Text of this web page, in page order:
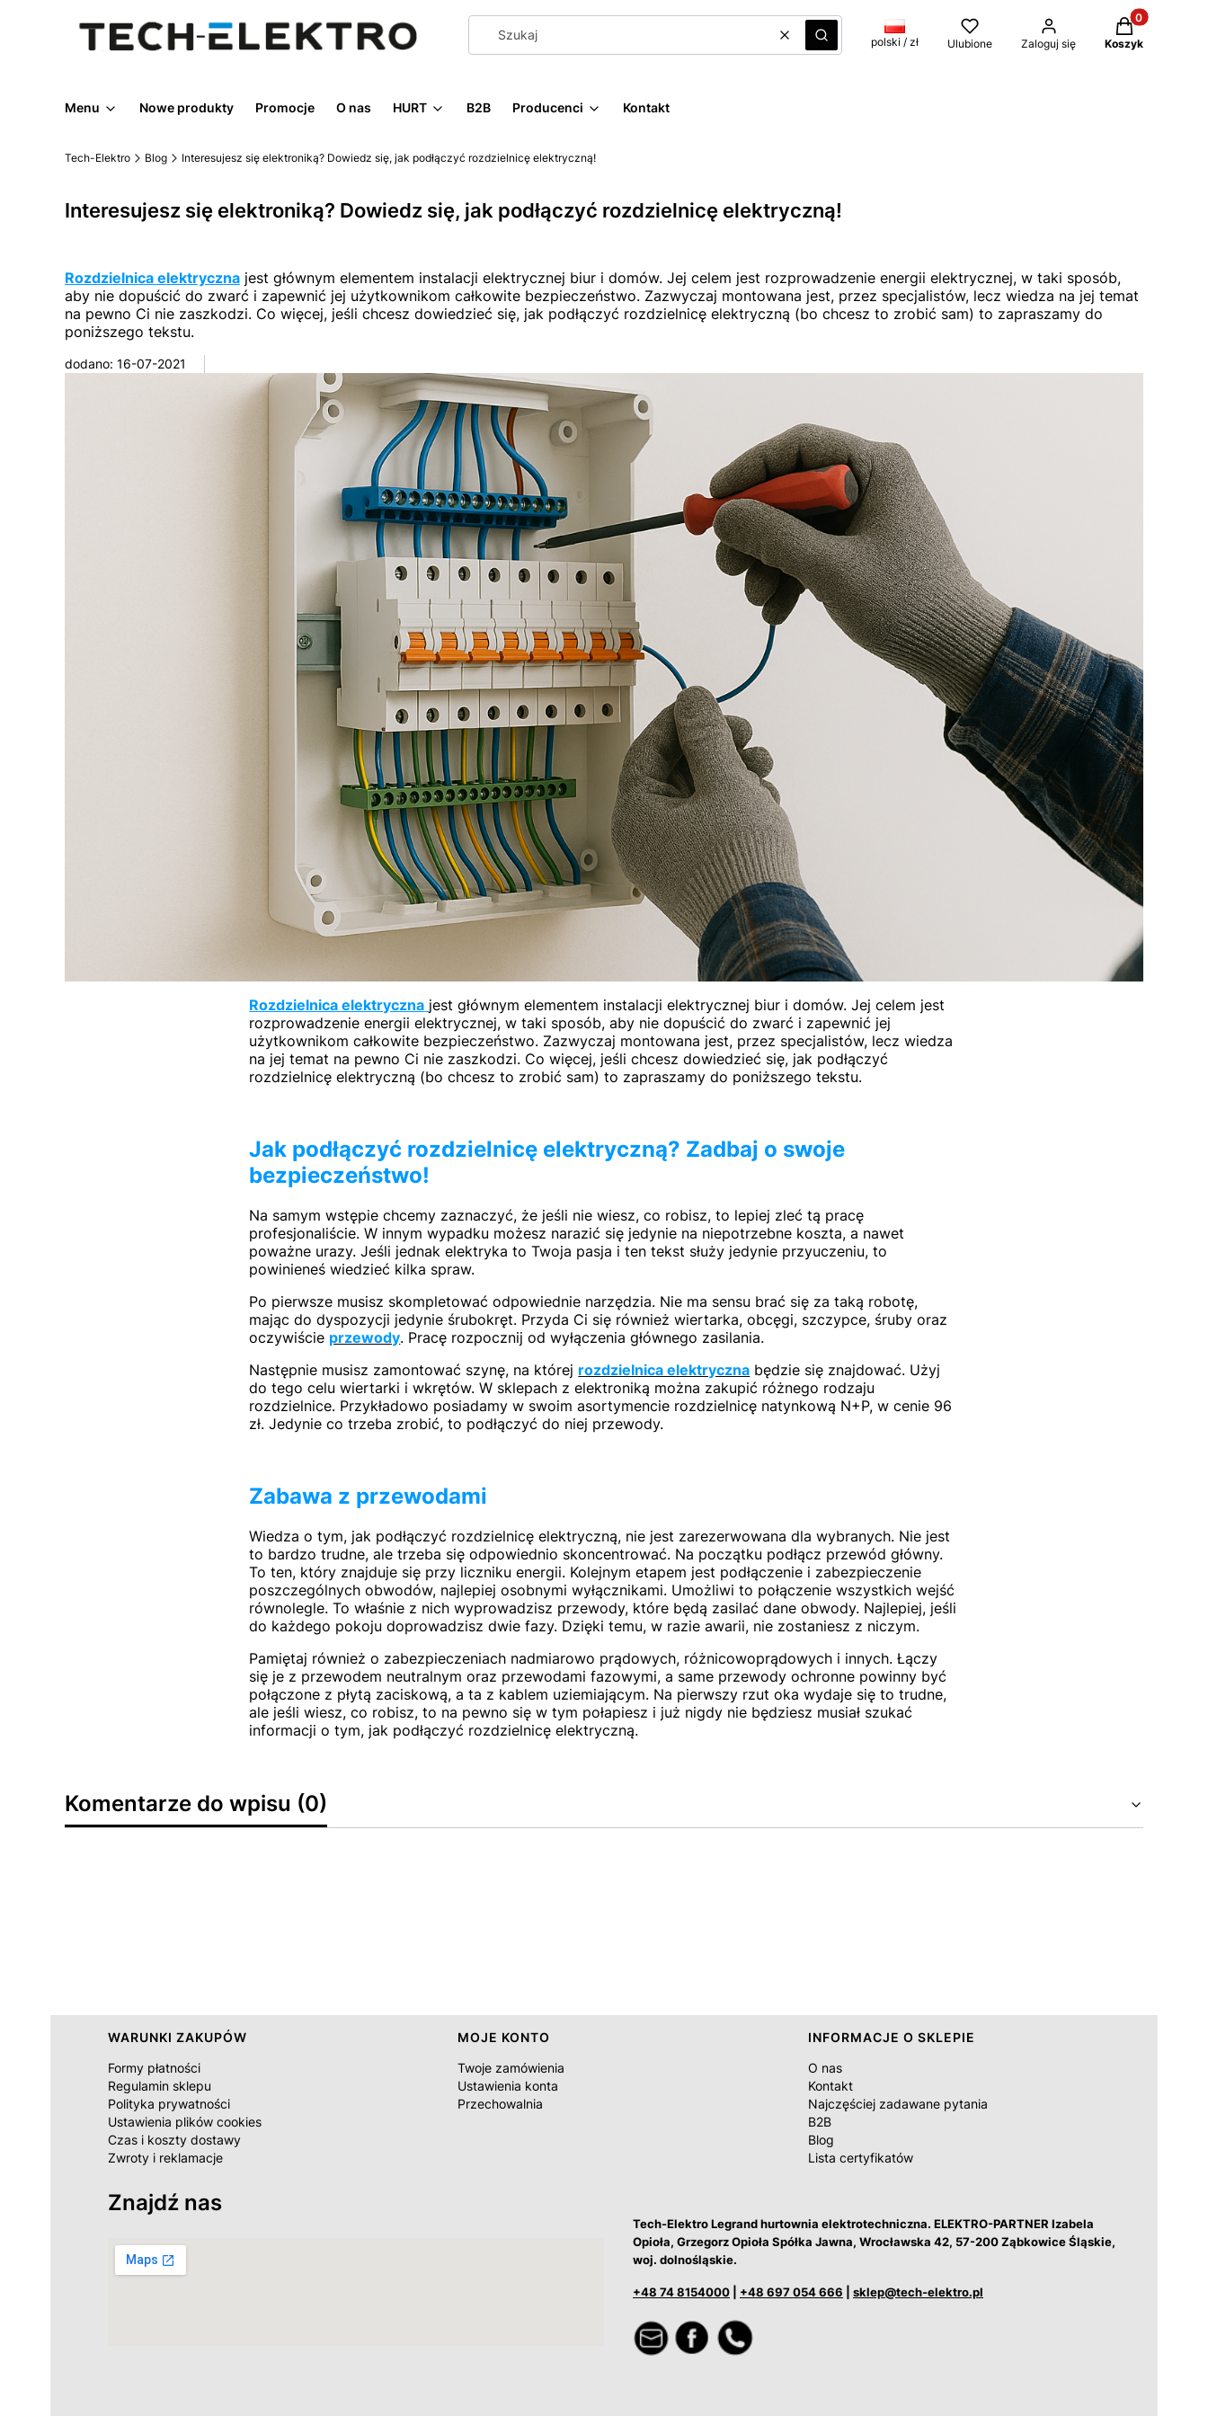
WyczyśćSzukaj polski / zł Ulubione Zaloguj się
Produkty w
Koszyk
Menu Nowe produkty Promocje O nas HURT B2B Producenci Kontakt
Tech-Elektro Blog Interesujesz się elektroniką? Dowiedz się, jak podłączyć rozdzielnicę elektryczną!
Interesujesz się elektroniką? Dowiedz się, jak podłączyć rozdzielnicę elektryczną!
Rozdzielnica elektryczna jest głównym elementem instalacji elektrycznej biur i domów. Jej celem jest rozprowadzenie energii elektrycznej, w taki sposób,
aby nie dopuścić do zwarć i zapewnić jej użytkownikom całkowite bezpieczeństwo. Zazwyczaj montowana jest, przez specjalistów, lecz wiedza na jej temat
na pewno Ci nie zaszkodzi. Co więcej, jeśli chcesz dowiedzieć się, jak podłączyć rozdzielnicę elektryczną (bo chcesz to zrobić sam) to zapraszamy do
poniższego tekstu.
dodano: 16-07-2021
Rozdzielnica elektryczna jest głównym elementem instalacji elektrycznej biur i domów. Jej celem jest
rozprowadzenie energii elektrycznej, w taki sposób, aby nie dopuścić do zwarć i zapewnić jej
użytkownikom całkowite bezpieczeństwo. Zazwyczaj montowana jest, przez specjalistów, lecz wiedza
na jej temat na pewno Ci nie zaszkodzi. Co więcej, jeśli chcesz dowiedzieć się, jak podłączyć
rozdzielnicę elektryczną (bo chcesz to zrobić sam) to zapraszamy do poniższego tekstu.
Jak podłączyć rozdzielnicę elektryczną? Zadbaj o swoje
bezpieczeństwo!
Na samym wstępie chcemy zaznaczyć, że jeśli nie wiesz, co robisz, to lepiej zleć tą pracę
profesjonaliście. W innym wypadku możesz narazić się jedynie na niepotrzebne koszta, a nawet
poważne urazy. Jeśli jednak elektryka to Twoja pasja i ten tekst służy jedynie przyuczeniu, to
powinieneś wiedzieć kilka spraw.
Po pierwsze musisz skompletować odpowiednie narzędzia. Nie ma sensu brać się za taką robotę,
mając do dyspozycji jedynie śrubokręt. Przyda Ci się również wiertarka, obcęgi, szczypce, śruby oraz
oczywiście przewody. Pracę rozpocznij od wyłączenia głównego zasilania.
Następnie musisz zamontować szynę, na której rozdzielnica elektryczna będzie się znajdować. Użyj
do tego celu wiertarki i wkrętów. W sklepach z elektroniką można zakupić różnego rodzaju
rozdzielnice. Przykładowo posiadamy w swoim asortymencie rozdzielnicę natynkową N+P, w cenie 96
zł. Jedynie co trzeba zrobić, to podłączyć do niej przewody.
Zabawa z przewodami
Wiedza o tym, jak podłączyć rozdzielnicę elektryczną, nie jest zarezerwowana dla wybranych. Nie jest
to bardzo trudne, ale trzeba się odpowiednio skoncentrować. Na początku podłącz przewód główny.
To ten, który znajduje się przy liczniku energii. Kolejnym etapem jest podłączenie i zabezpieczenie
poszczególnych obwodów, najlepiej osobnymi wyłącznikami. Umożliwi to połączenie wszystkich wejść
równolegle. To właśnie z nich wyprowadzisz przewody, które będą zasilać dane obwody. Najlepiej, jeśli
do każdego pokoju doprowadzisz dwie fazy. Dzięki temu, w razie awarii, nie zostaniesz z niczym.
Pamiętaj również o zabezpieczeniach nadmiarowo prądowych, różnicowoprądowych i innych. Łączy
się je z przewodem neutralnym oraz przewodami fazowymi, a same przewody ochronne powinny być
połączone z płytą zaciskową, a ta z kablem uziemiającym. Na pierwszy rzut oka wydaje się to trudne,
ale jeśli wiesz, co robisz, to na pewno się w tym połapiesz i już nigdy nie będziesz musiał szukać
informacji o tym, jak podłączyć rozdzielnicę elektryczną.
Komentarze do wpisu (0)
Linki w stopce
WARUNKI ZAKUPÓW
Formy płatności
Regulamin sklepu
Polityka prywatności
Ustawienia plików cookies
Czas i koszty dostawy
Zwroty i reklamacje
MOJE KONTO
Twoje zamówienia
Ustawienia konta
Przechowalnia
INFORMACJE O SKLEPIE
O nas
Kontakt
Najczęściej zadawane pytania
B2B
Blog
Lista certyfikatów
Znajdź nas
Tech-Elektro Legrand hurtownia elektrotechniczna. ELEKTRO-PARTNER Izabela
Opioła, Grzegorz Opioła Spółka Jawna, Wrocławska 42, 57-200 Ząbkowice Śląskie,
woj. dolnośląskie.
+48 74 8154000 +48 697 054 666 sklep@tech-elektro.pl